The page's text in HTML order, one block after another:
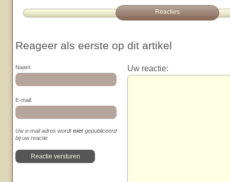
Reacties
Reageer als eerste op dit artikel
Naam:
E-mail:
Uw e-mail adres wordtniet gepubliceerd
bij uw reactie
Uw reactie: